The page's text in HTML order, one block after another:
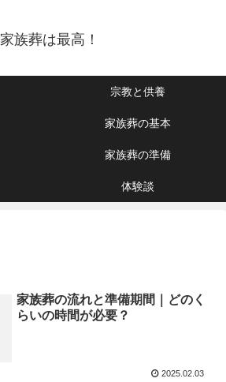
家族葬は最高！
宗教と供養
家族葬の基本
家族葬の準備
体験談
家族葬の流れと準備期間｜どのく
らいの時間が必要？
2025.02.03